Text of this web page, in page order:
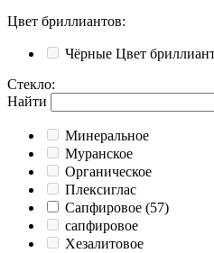
Цвет бриллиантов:
Чёрные Цвет
Стекло:
Найти
Минеральное
Муранское
Органическое
Плексиглас
Сапфировое (57)
сапфировое
Хезалитовое